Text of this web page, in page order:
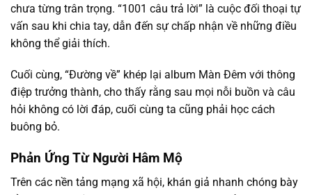
chưa từng trân trọng. “1001 câu trả lời” là cuộc đối thoại tự
vấn sau khi chia tay, dẫn đến sự chấp nhận về những điều
không thể giải thích.
Cuối cùng, “Đường về” khép lại album Màn Đêm với thông
điệp trưởng thành, cho thấy rằng sau mọi nỗi buồn và câu
hỏi không có lời đáp, cuối cùng ta cũng phải học cách
buông bỏ.
Phản Ứng Từ Người Hâm Mộ
Trên các nền tảng mạng xã hội, khán giả nhanh chóng bày